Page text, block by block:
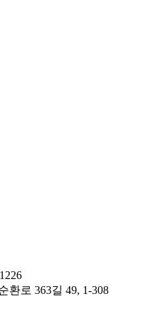
환로 363길 49, 1-308